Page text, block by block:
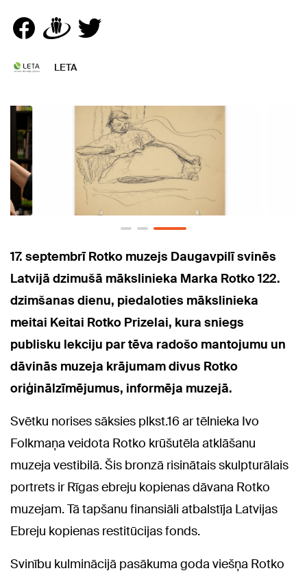
LETA
17. septembrī Rotko muzejs Daugavpilī svinēs
Latvijā dzimušā mākslinieka Marka Rotko 122.
dzimšanas dienu, piedaloties mākslinieka
meitai Keitai Rotko Prizelai, kura sniegs
publisku lekciju par tēva radošo mantojumu un
dāvinās muzeja krājumam divus Rotko
oriģinālzīmējumus, informēja muzejā.
Svētku norises sāksies plkst.16 ar tēlnieka Ivo
Folkmaņa veidota Rotko krūšutēla atklāšanu
muzeja vestibilā. Šis bronzā risinātais skulpturālais
portrets ir Rīgas ebreju kopienas dāvana Rotko
muzejam. Tā tapšanu finansiāli atbalstīja Latvijas
Ebreju kopienas restitūcijas fonds.
Svinību kulminācijā pasākuma goda viešņa Rotko